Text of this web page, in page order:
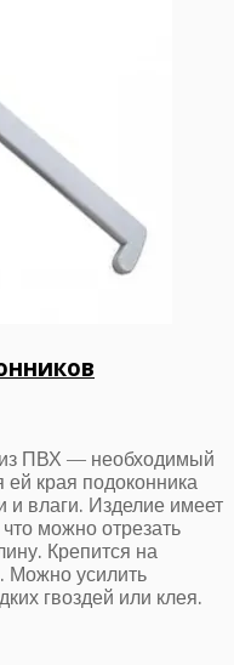
из ПВХ — необходимый
ей края подоконника
влаги. Изделие имеет
можно отрезать
Крепится на
Можно усилить
гвоздей или клея.